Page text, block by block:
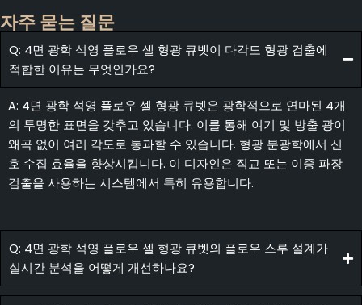
자주 묻는 질문
Q: 4면 광학 석영 플로우 셀 형광 큐벳이 다각도 형광 검출에
적합한 이유는 무엇인가요?
A: 4면 광학 석영 플로우 셀 형광 큐벳은 광학적으로 연마된 4개
의 투명한 표면을 갖추고 있습니다. 이를 통해 여기 및 방출 광이
왜곡 없이 여러 각도로 통과할 수 있습니다. 형광 분광학에서 신
호 수집 효율을 향상시킵니다. 이 디자인은 직교 또는 이중 파장
검출을 사용하는 시스템에서 특히 유용합니다.
Q: 4면 광학 석영 플로우 셀 형광 큐벳의 플로우 스루 설계가
실시간 분석을 어떻게 개선하나요?